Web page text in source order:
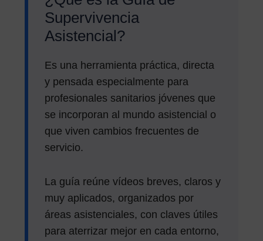
Supervivencia
Asistencial?
Es una herramienta práctica, directa
y pensada especialmente para
profesionales sanitarios jóvenes que
se incorporan al mundo asistencial o
que viven cambios frecuentes de
servicio.
La guía reúne vídeos breves, claros y
muy aplicados, organizados por
áreas asistenciales, con claves útiles
para aterrizar mejor en cada entorno,